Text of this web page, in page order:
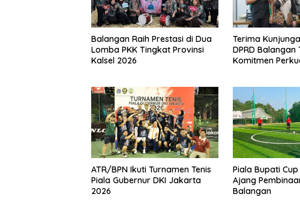
Balangan Raih Prestasi di Dua
Lomba PKK Tingkat Provinsi
Kalsel 2026
Terima
DPRD Balangan
Komitmen
ATR/BPN Ikuti Turnamen Tenis
Piala Gubernur DKI Jakarta
2026
Piala Bupati
Ajang
Balangan